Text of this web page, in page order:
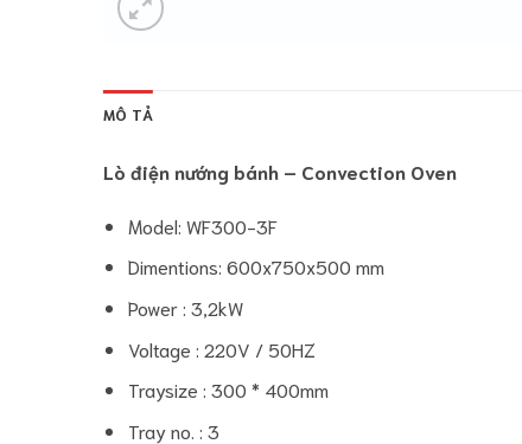
MÔ TẢ
Lò điện nướng bánh – Convection Oven
Model: WF300-3F
Dimentions: 600x750x500 mm
Power : 3,2kW
Voltage : 220V / 50HZ
Traysize : 300 * 400mm
Tray no. : 3